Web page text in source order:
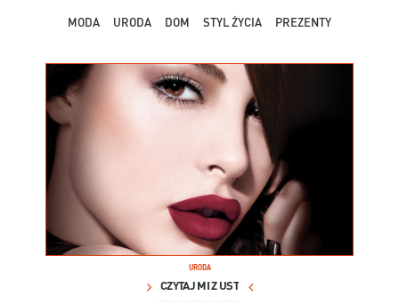
MODA URODA DOM STYL ŻYCIA PREZENTY
URODA
CZYTAJ MI Z UST